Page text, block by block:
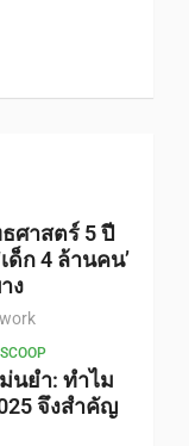
ศาสตร์ 5 ปี
ก 4 ล้านคน’
ง
นยำ: ทำไม
จึงสำคัญ